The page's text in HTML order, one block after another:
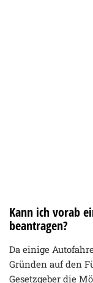
Kann ich vorab
beantragen?
Da einige
Gründen auf den
Gesetzgeber die